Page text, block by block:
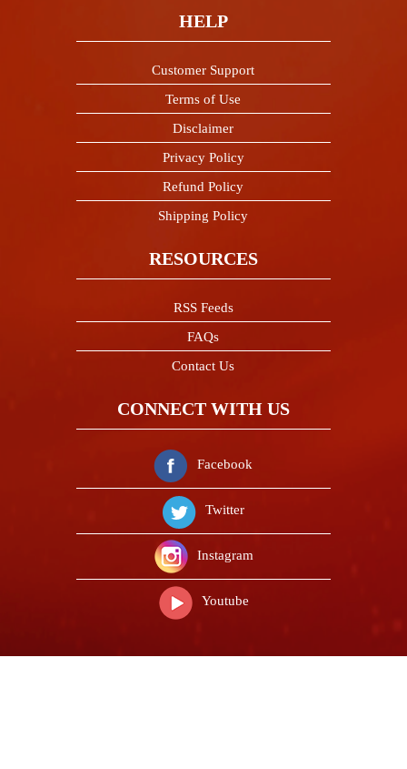
HELP
Customer Support
Terms of Use
Disclaimer
Privacy Policy
Refund Policy
Shipping Policy
RESOURCES
RSS Feeds
FAQs
Contact Us
CONNECT WITH US
Facebook
Twitter
Instagram
Youtube